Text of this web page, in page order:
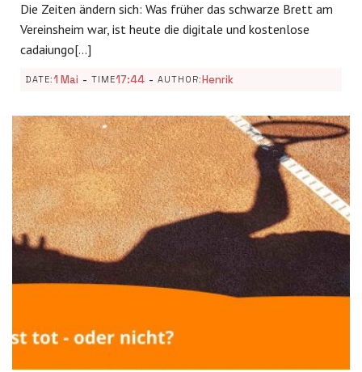
Die Zeiten ändern sich: Was früher das schwarze Brett am
Vereinsheim war, ist heute die digitale und kostenlose
cadaiungo[…]
DATE:1 Mai - TIME17:44 - AUTHOR:Henrik